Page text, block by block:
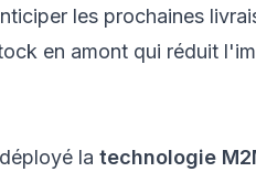
les prochaines
en amont qui réduit
la technologie